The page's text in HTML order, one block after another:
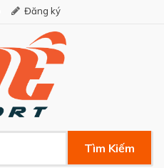
Đăng ký
Tìm Kiếm